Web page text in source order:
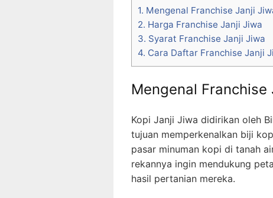
1. Mengenal Franchise Janji
2. Harga Franchise Janji Jiwa
3. Syarat Franchise Janji Jiwa
4. Cara Daftar Franchise Janji
Mengenal Franchise
Kopi Janji Jiwa didirikan oleh
tujuan memperkenalkan biji
pasar minuman kopi di tanah
rekannya ingin mendukung
hasil pertanian mereka.